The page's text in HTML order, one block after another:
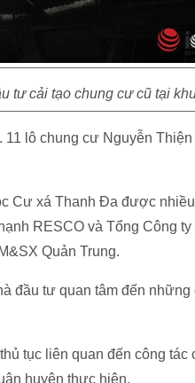
tư cải tạo chung cư cũ tại
lô chung cư Nguyễn
Cư xá Thanh Đa được
RESCO và Tổng Công
Quản Trung.
đầu tư quan tâm đến
tục liên quan đến công tác
huyện thực hiện.